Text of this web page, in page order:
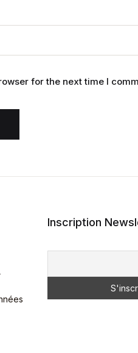
for the next time I
Inscription